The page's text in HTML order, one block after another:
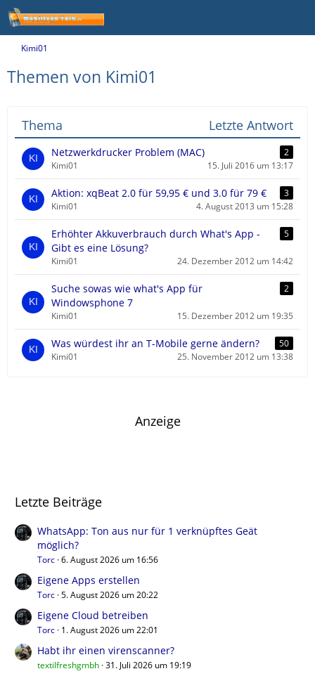
Kimi01
Themen von Kimi01
Thema Letzte Antwort
Netzwerkdrucker Problem (MAC)
2
Kimi01
15. Juli 2016 um 13:17
Aktion: xqBeat 2.0 für 59,95 € und 3.0 für 79 €
3
Kimi01
4. August 2013 um 15:28
Erhöhter Akkuverbrauch durch What's App -
Gibt es eine Lösung?
5
Kimi01 24. Dezember 2012 um 14:42
Suche sowas wie what's App für
Windowsphone 7
2
Kimi01 15. Dezember 2012 um 19:35
Was würdest ihr an T-Mobile gerne ändern?
50
Kimi01
25. November 2012 um 13:38
Anzeige
Letzte Beiträge
WhatsApp: Ton aus nur für 1 verknüpftes Geät
möglich?
Torc 6. August 2026 um 16:56
Eigene Apps erstellen
Torc 5. August 2026 um 20:22
Eigene Cloud betreiben
Torc 1. August 2026 um 22:01
Habt ihr einen virenscanner?
textilfreshgmbh 31. Juli 2026 um 19:19